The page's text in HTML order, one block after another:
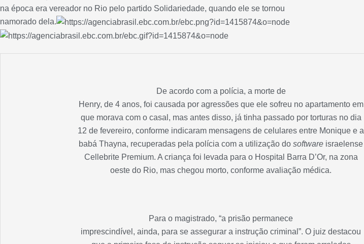
na época era vereador no Rio pelo partido Solidariedade, quando ele se tornou
namorado dela.
De acordo com a polícia, a morte de
Henry, de 4 anos, foi causada por agressões que ele sofreu no apartamento em
que morava com o casal, mas antes disso, já tinha passado por torturas no dia
12 de fevereiro, conforme indicaram mensagens de celulares entre Monique e a
babá Thayna, recuperadas pela polícia com a utilização dosoftware israelense
Cellebrite Premium. A criança foi levada para o Hospital Barra D’Or, na zona
oeste do Rio, mas chegou morto, conforme avaliação médica.
Para o magistrado, “a prisão permanece
imprescindível, ainda, para se assegurar a instrução criminal”. O juiz destacou